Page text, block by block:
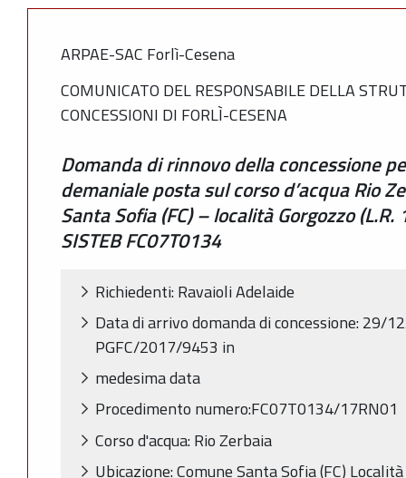
ARPAE-SAC Forlì-Cesena
COMUNICATO DEL RESPONSABILE DELLA
CONCESSIONI DI FORLÌ-CESENA
Domanda di rinnovo della concessione
demaniale posta sul corso d’acqua Rio
Santa Sofia (FC) – località Gorgozzo
SISTEB FC07T0134
Richiedenti: Ravaioli Adelaide
Data di arrivo domanda di concessione: 29/
PGFC/2017/9453 in
medesima data
Procedimento numero:FC07T0134/17RN01
Corso d'acqua: Rio Zerbaia
Ubicazione: Comune Santa Sofia (FC)